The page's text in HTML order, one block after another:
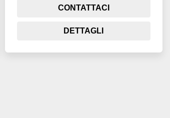
CONTATTACI
DETTAGLI